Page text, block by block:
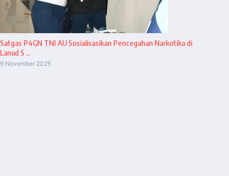
Satgas P4GN TNI AU Sosialisasikan Pencegahan Narkotika di
Lanud S ...
9 November 2025